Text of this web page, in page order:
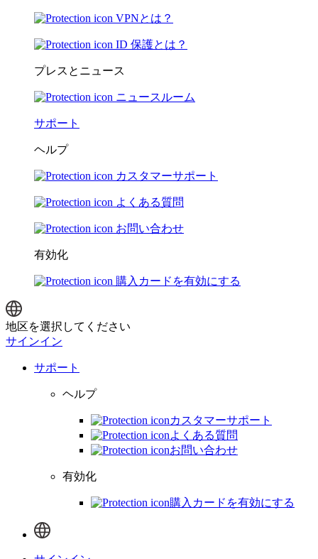
VPNとは？
ID 保護とは？
プレスとニュース
ニュースルーム
サポート
ヘルプ
カスタマーサポート
よくある質問
お問い合わせ
有効化
購入カードを有効にする
地区を選択してください
サインイン
サポート
ヘルプ
カスタマーサポート
よくある質問
お問い合わせ
有効化
購入カードを有効にする